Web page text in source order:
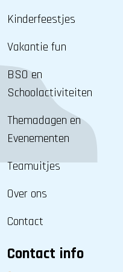
Kinderfeestjes
Vakantie fun
BSO en
Schoolactiviteiten
Themadagen en
Evenementen
Teamuitjes
Over ons
Contact
Contact info